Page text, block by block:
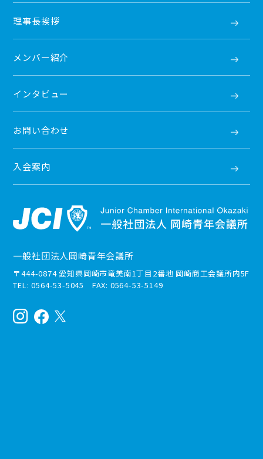
理事長挨拶
メンバー紹介
インタビュー
お問い合わせ
入会案内
一般社団法人岡崎青年会議所
〒444-0874 愛知県岡崎市竜美南1丁目2番地 岡崎商工会議所内5F
TEL: 0564-53-5045 FAX: 0564-53-5149